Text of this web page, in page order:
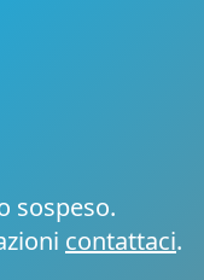
sospeso.
contattaci.